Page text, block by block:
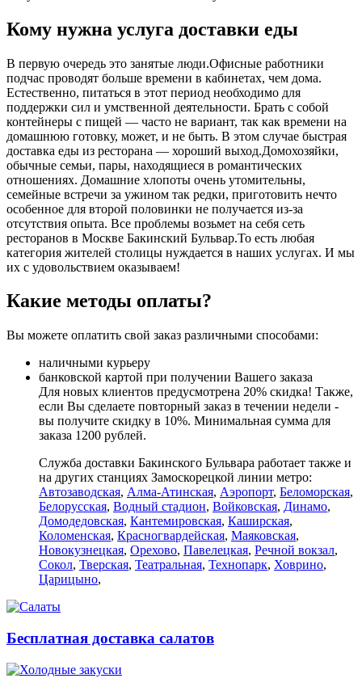
Кому нужна услуга доставки еды
В первую очередь это занятые люди.Офисные работники
подчас проводят больше времени в кабинетах, чем дома.
Естественно, питаться в этот период необходимо для
поддержки сил и умственной деятельности. Брать с собой
контейнеры с пищей ― часто не вариант, так как времени на
домашнюю готовку, может, и не быть. В этом случае быстрая
доставка еды из ресторана ― хороший выход.Домохозяйки,
обычные семьи, пары, находящиеся в романтических
отношениях. Домашние хлопоты очень утомительны,
семейные встречи за ужином так редки, приготовить нечто
особенное для второй половинки не получается из-за
отсутствия опыта. Все проблемы возьмет на себя сеть
ресторанов в Москве Бакинский Бульвар.То есть любая
категория жителей столицы нуждается в наших услугах. И мы
их с удовольствием оказываем!
Какие методы оплаты?
Вы можете оплатить свой заказ различными способами:
наличными курьеру
банковской картой при получении Вашего заказа
Для новых клиентов предусмотрена 20% скидка! Также,
если Вы сделаете повторный заказ в течении недели -
вы получите скидку в 10%. Минимальная сумма для
заказа 1200 рублей.
Служба доставки Бакинского Бульвара работает также и
на других станциях Замоскорецкой линии метро:
Автозаводская, Алма-Атинская, Аэропорт, Беломорская,
Белорусская, Водный стадион, Войковская, Динамо,
Домодедовская, Кантемировская, Каширская,
Коломенская, Красногвардейская, Маяковская,
Новокузнецкая, Орехово, Павелецкая, Речной вокзал,
Сокол, Тверская, Театральная, Технопарк, Ховрино,
Царицыно,
Бесплатная доставка салатов